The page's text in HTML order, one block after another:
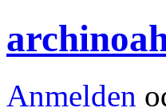
Anmelden